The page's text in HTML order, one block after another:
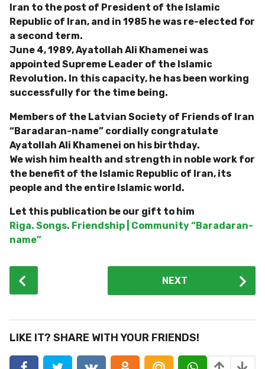
Iran to the post of President of the Islamic
Republic of Iran, and in 1985 he was re-elected for
a second term.
June 4, 1989, Ayatollah Ali Khamenei was
appointed Supreme Leader of the Islamic
Revolution. In this capacity, he has been working
successfully for the time being.
Members of the Latvian Society of Friends of Iran
“Baradaran-name” cordially congratulate
Ayatollah Ali Khamenei on his birthday.
We wish him health and strength in noble work for
the benefit of the Islamic Republic of Iran, its
people and the entire Islamic world.
Let this publication be our gift to him
Riga. Songs. Friendship | Community “Baradaran-
name”
o
P
NEXT
LIKE IT? SHARE WITH YOUR FRIENDS!